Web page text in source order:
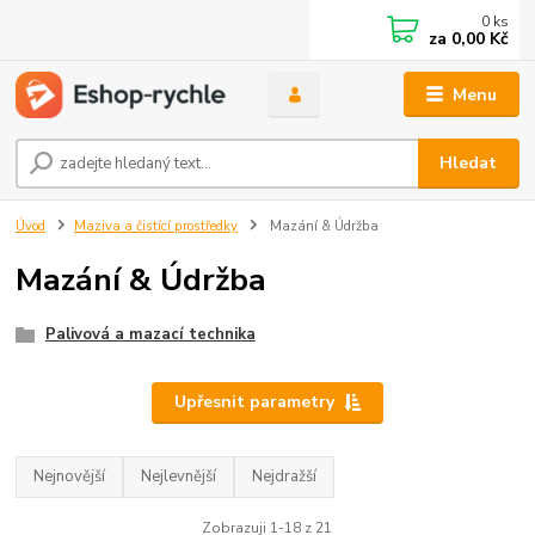
Menu
Hledat
0 ks
za 0,00 Kč
Úvod Maziva a čistící prostředky Mazání & Údržba
Mazání & Údržba
Palivová a mazací technika
Upřesnit parametry
Nejnovější Nejlevnější Nejdražší
Zobrazuji 1-18 z 21